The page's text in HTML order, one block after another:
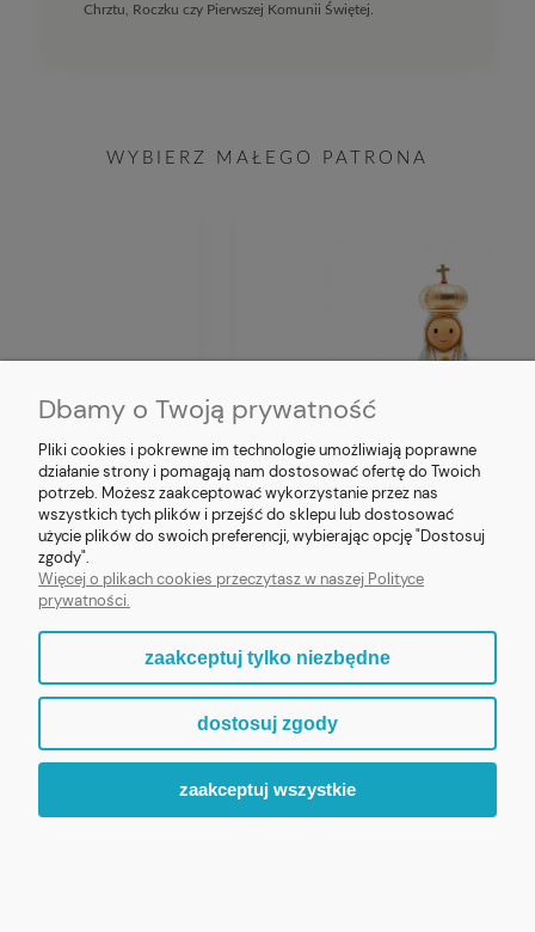
Chrztu, Roczku czy Pierwszej Komunii Świętej.
WYBIERZ MAŁEGO PATRONA
Figurka MB Fatimska z Pastuszkami 8cm (v2)
ZOBACZ WIĘCEJ
❮
Dbamy o Twoją prywatność
Pliki cookies i pokrewne im technologie umożliwiają poprawne
działanie strony i pomagają nam dostosować ofertę do Twoich
potrzeb. Możesz zaakceptować wykorzystanie przez nas
wszystkich tych plików i przejść do sklepu lub dostosować
użycie plików do swoich preferencji, wybierając opcję "Dostosuj
zgody".
Więcej o plikach cookies przeczytasz w naszej Polityce
prywatności.
zaakceptuj tylko niezbędne
dostosuj zgody
zaakceptuj wszystkie